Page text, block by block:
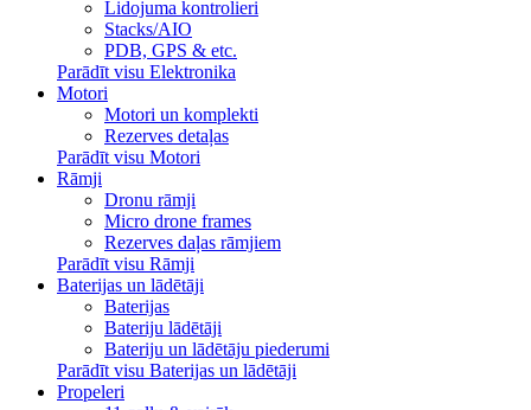
Lidojuma kontrolieri
Stacks/AIO
PDB, GPS & etc.
Parādīt visu Elektronika
Motori
Motori un komplekti
Rezerves detaļas
Parādīt visu Motori
Rāmji
Dronu rāmji
Micro drone frames
Rezerves daļas rāmjiem
Parādīt visu Rāmji
Baterijas un lādētāji
Baterijas
Bateriju lādētāji
Bateriju un lādētāju piederumi
Parādīt visu Baterijas un lādētāji
Propeleri